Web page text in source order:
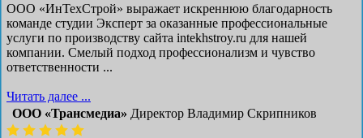
ООО «ИнТехСтрой» выражает искреннюю благодарность
команде студии Эксперт за оказанные профессиональные
услуги по производству сайта intekhstroy.ru для нашей
компании. Смелый подход профессионализм и чувство
ответственности ...
Читать далее ...
ООО «Трансмедиа» Директор Владимир Скрипников